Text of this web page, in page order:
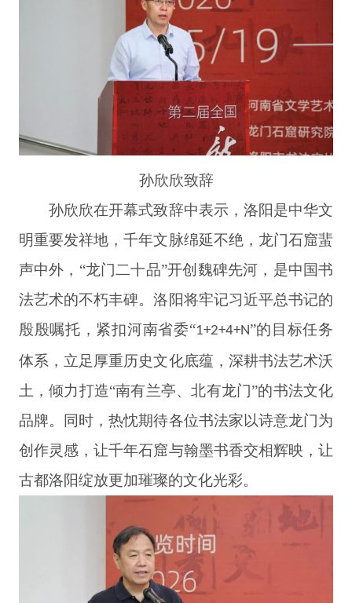
孙欣欣致辞
孙欣欣在开幕式致辞中表示，洛阳是中华文
明重要发祥地，千年文脉绵延不绝，龙门石窟蜚
声中外，“龙门二十品”开创魏碑先河，是中国书
法艺术的不朽丰碑。洛阳将牢记习近平总书记的
殷殷嘱托，紧扣河南省委“1+2+4+N”的目标任务
体系，立足厚重历史文化底蕴，深耕书法艺术沃
土，倾力打造“南有兰亭、北有龙门”的书法文化
品牌。同时，热忱期待各位书法家以诗意龙门为
创作灵感，让千年石窟与翰墨书香交相辉映，让
古都洛阳绽放更加璀璨的文化光彩。